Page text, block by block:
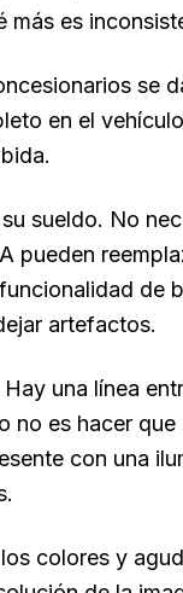
es
se
en el
sueldo. No
pueden
de
artefactos.
Hay una línea
es hacer que
con una
colores y